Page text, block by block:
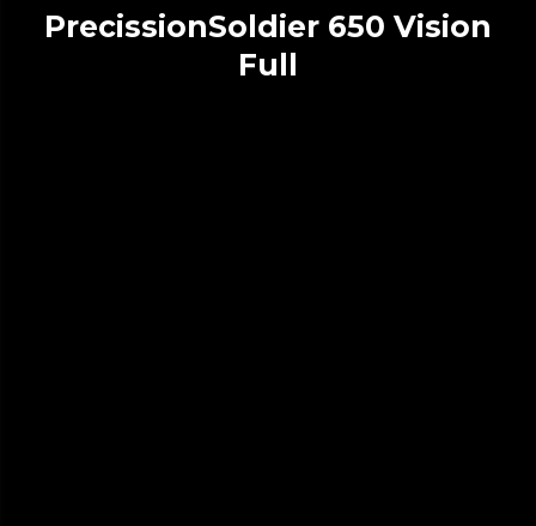
PrecissionSoldier 650 Vision
Full